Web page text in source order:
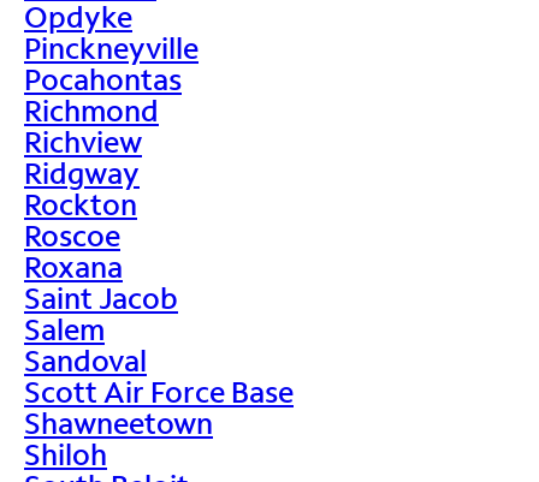
Opdyke
Pinckneyville
Pocahontas
Richmond
Richview
Ridgway
Rockton
Roscoe
Roxana
Saint Jacob
Salem
Sandoval
Scott Air Force Base
Shawneetown
Shiloh